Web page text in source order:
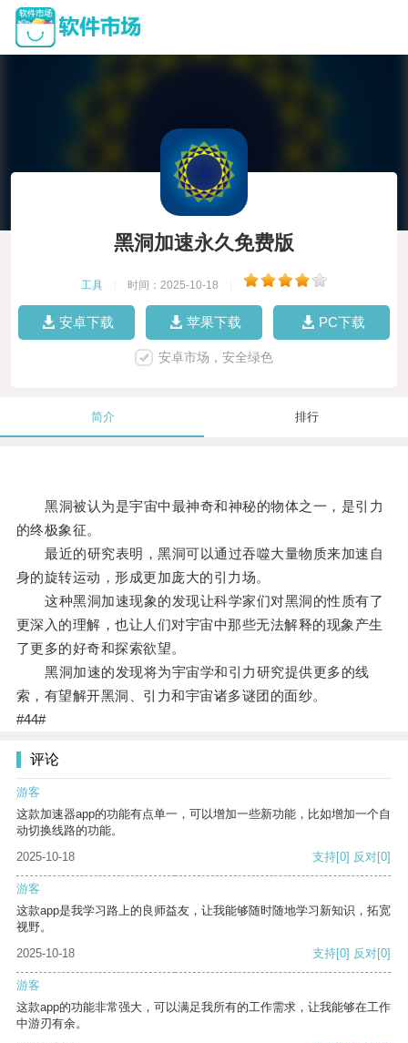
黑洞加速永久免费版
工具 时间：2025-10-18
安卓下载 苹果下载 PC下载
安卓市场，安全绿色
简介 排行
黑洞被认为是宇宙中最神奇和神秘的物体之一，是引力
的终极象征。
最近的研究表明，黑洞可以通过吞噬大量物质来加速自
身的旋转运动，形成更加庞大的引力场。
这种黑洞加速现象的发现让科学家们对黑洞的性质有了
更深入的理解，也让人们对宇宙中那些无法解释的现象产生
了更多的好奇和探索欲望。
黑洞加速的发现将为宇宙学和引力研究提供更多的线
索，有望解开黑洞、引力和宇宙诸多谜团的面纱。
#44#
评论
游客
这款加速器app的功能有点单一，可以增加一些新功能，比如增加一个自
动切换线路的功能。
2025-10-18
支持[0] 反对[0]
游客
这款app是我学习路上的良师益友，让我能够随时随地学习新知识，拓宽
视野。
2025-10-18
支持[0] 反对[0]
游客
这款app的功能非常强大，可以满足我所有的工作需求，让我能够在工作
中游刃有余。